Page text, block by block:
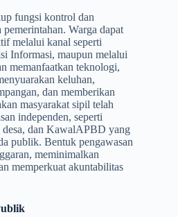
fungsi kontrol dan
Warga dapat
melalui kanal seperti
Informasi, maupun melalui
memanfaatkan teknologi,
keluhan,
dan memberikan
masyarakat sipil telah
independen, seperti
dan KawalAPBD yang
publik. Bentuk pengawasan
meminimalkan
memperkuat akuntabilitas